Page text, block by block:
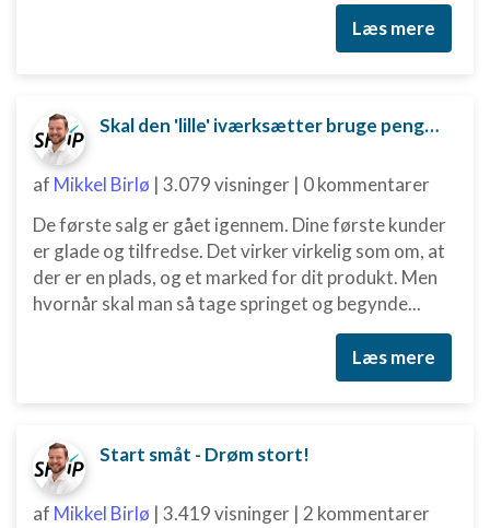
Læs mere
Skal den 'lille' iværksætter bruge penge på digital marketing?
af Mikkel Birlø | 3.079 visninger | 0 kommentarer
De første salg er gået igennem. Dine første kunder
er glade og tilfredse. Det virker virkelig som om, at
der er en plads, og et marked for dit produkt. Men
hvornår skal man så tage springet og begynde...
Læs mere
Start småt - Drøm stort!
af Mikkel Birlø | 3.419 visninger | 2 kommentarer